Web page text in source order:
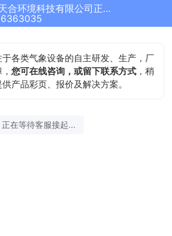
山东天合环境科技有限公司正在为您服务
各类气象设备的自主研发、生产，厂
，您可在线咨询，或留下联系方式 ，稍
产品彩页、报价及解决方案。
08-08 03:30:22 开始沟通